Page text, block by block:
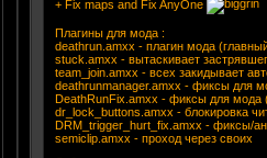
+ Fix maps and Fix AnyOne
Плагины для мода :
deathrun.amxx - плагин мода
stuck.amxx - вытаскивает
team_join.amxx - всех закидывает
deathrunmanager.amxx - фиксы для
DeathRunFix.amxx - фиксы для мода
dr_lock_buttons.amxx - блокировка
DRM_trigger_hurt_fix.amxx - фиксы/
semiclip.amxx - проход через своих